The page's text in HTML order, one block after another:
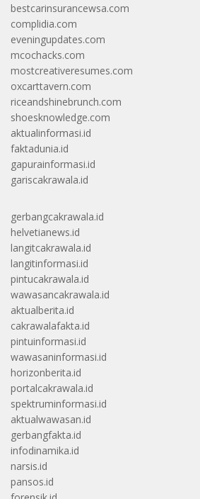
bestcarinsurancewsa.com
complidia.com
eveningupdates.com
mcochacks.com
mostcreativeresumes.com
oxcarttavern.com
riceandshinebrunch.com
shoesknowledge.com
aktualinformasi.id
faktadunia.id
gapurainformasi.id
gariscakrawala.id
gerbangcakrawala.id
helvetianews.id
langitcakrawala.id
langitinformasi.id
pintucakrawala.id
wawasancakrawala.id
aktualberita.id
cakrawalafakta.id
pintuinformasi.id
wawasaninformasi.id
horizonberita.id
portalcakrawala.id
spektruminformasi.id
aktualwawasan.id
gerbangfakta.id
infodinamika.id
narsis.id
pansos.id